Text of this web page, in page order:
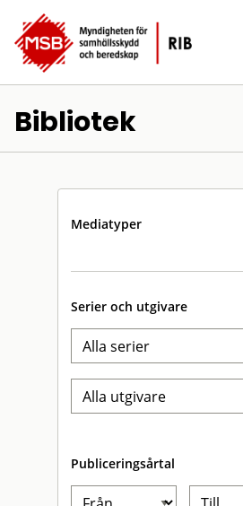
Bibliotek
Mediatyper
Serier och utgivare
Publiceringsårtal